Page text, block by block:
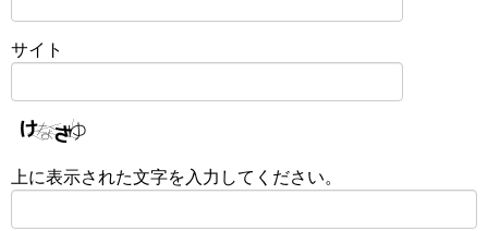
サイト
上に表示された文字を入力してください。